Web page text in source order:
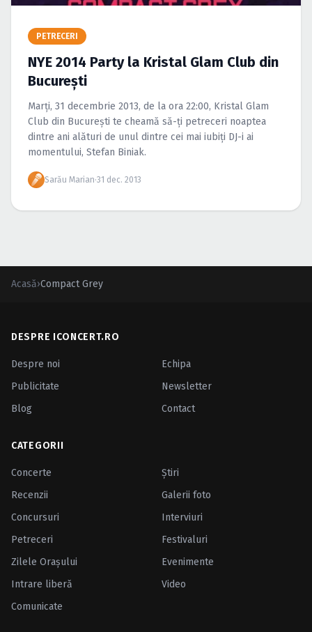
Caută în site...
PETRECERI
NYE 2014 Party la Kristal Glam Club din
Bucureşti
Marţi, 31 decembrie 2013, de la ora 22:00, Kristal Glam
Club din Bucureşti te cheamă să-ţi petreceri noaptea
dintre ani alături de unul dintre cei mai iubiţi DJ-i ai
momentului, Stefan Biniak.
Sarău Marian·31 dec. 2013
Acasă›Compact Grey
DESPRE ICONCERT.RO
Despre noi
Echipa
Publicitate
Newsletter
Blog
Contact
CATEGORII
Concerte
Ştiri
Recenzii
Galerii foto
Concursuri
Interviuri
Petreceri
Festivaluri
Zilele Oraşului
Evenimente
Intrare liberă
Video
Comunicate